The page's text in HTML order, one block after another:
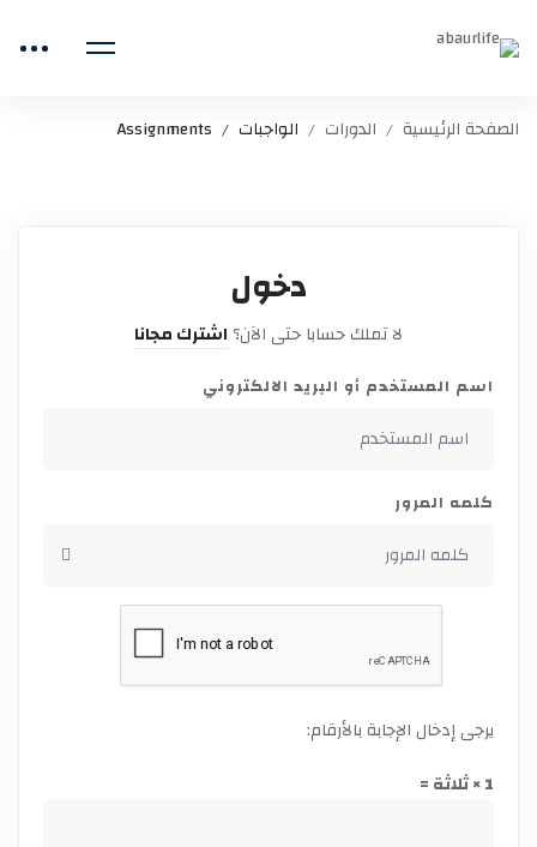
الصفحة الرئيسية الدورات الواجبات Assignments
دخول
لا تملك حسابا حتى الآن؟ اشترك مجانا
اسم المستخدم أو البريد الالكتروني
كلمه المرور
يرجى إدخال الإجابة بالأرقام:
1 × ثلاثة =